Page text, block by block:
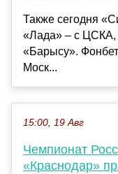
Также сегодня
«Лада» – с ЦСКА,
«Барысу».
Моск...
15:00, 19 Авг
Чемпионат
«Краснодар»